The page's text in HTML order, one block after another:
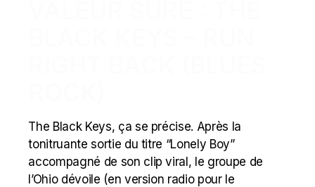
The Black Keys, ça se précise. Après la
tonitruante sortie du titre “Lonely Boy”
accompagné de son clip viral, le groupe de
l’Ohio dévoile (en version radio pour le